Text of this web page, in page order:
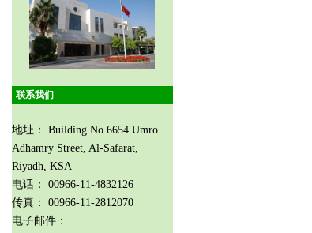
联系我们
地址： Building No 6654 Umro
Adhamry Street, Al-Safarat,
Riyadh, KSA
电话： 00966-11-4832126
传真： 00966-11-2812070
电子邮件：